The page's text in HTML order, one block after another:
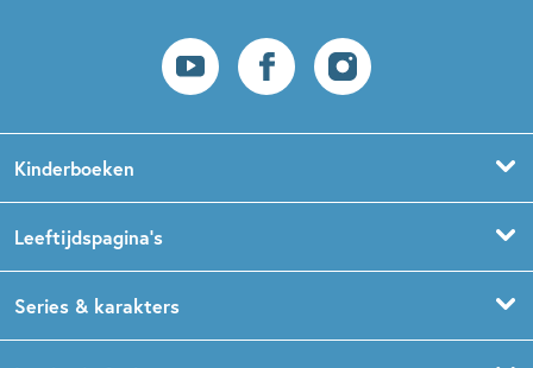
Kinderboeken
Prentenboeken
Leeftijdspagina’s
Boekentips 1,5 - 3 jaar
Series & karakters